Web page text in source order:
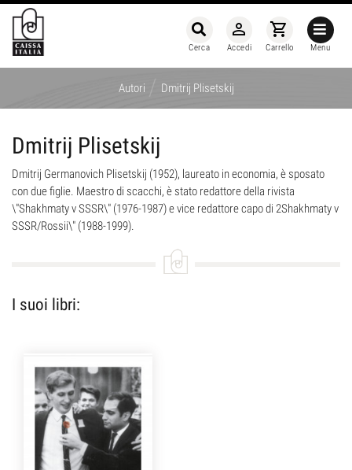
Menu
shopping_cart
Carrello
person_outline
Accedi
Cerca
Autori / Dmitrij Plisetskij
Dmitrij Plisetskij
Dmitrij Germanovich Plisetskij (1952), laureato in economia, è sposato
con due figlie. Maestro di scacchi, è stato redattore della rivista
\"Shakhmaty v SSSR\" (1976-1987) e vice redattore capo di 2Shakhmaty v
SSSR/Rossii\" (1988-1999).
I suoi libri: